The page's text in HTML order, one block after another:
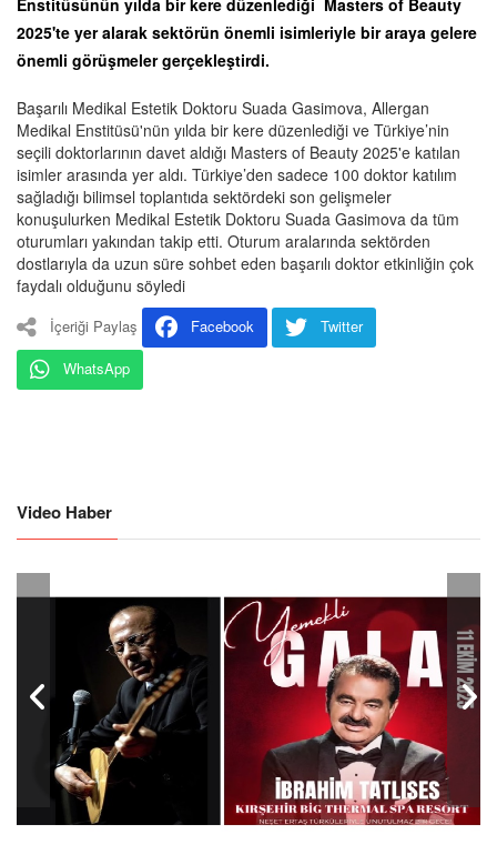
2025'te yer alarak sektörün önemli isimleriyle bir araya gelere
önemli görüşmeler gerçekleştirdi.
Başarılı Medikal Estetik Doktoru Suada Gasimova, Allergan
Medikal Enstitüsü'nün yılda bir kere düzenlediği ve Türkiye’nin
seçili doktorlarının davet aldığı Masters of Beauty 2025'e katılan
isimler arasında yer aldı. Türkiye’den sadece 100 doktor katılım
sağladığı bilimsel toplantıda sektördeki son gelişmeler
konuşulurken Medikal Estetik Doktoru Suada Gasimova da tüm
oturumları yakından takip etti. Oturum aralarında sektörden
dostlarıyla da uzun süre sohbet eden başarılı doktor etkinliğin çok
faydalı olduğunu söyledi
İçeriği Paylaş Facebook
Twitter
WhatsApp
Video Haber